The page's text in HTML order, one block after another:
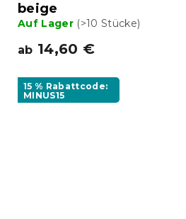
beige
Auf Lager (>10 Stücke)
ab 14,60 €
15 % Rabattcode:
MINUS15